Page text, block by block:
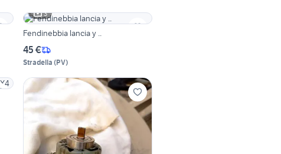
3
Fendinebbia lancia y ..
45 €
Stradella (PV)